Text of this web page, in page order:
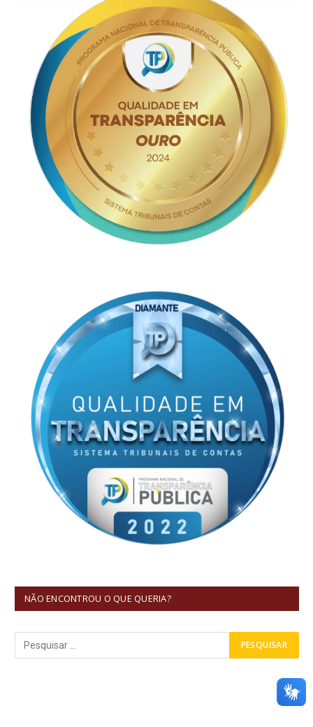
NÃO ENCONTROU O QUE QUERIA?